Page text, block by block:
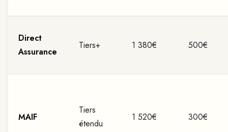
Direct
Assurance
Tiers+ 1 380€ 500€
MAIF
Tiers
étendu
1 520€ 300€